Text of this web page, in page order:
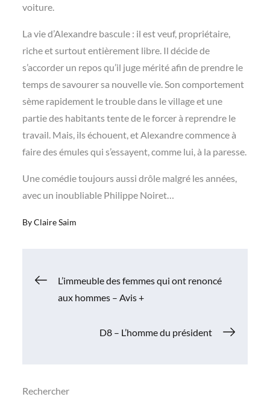
voiture.
La vie d’Alexandre bascule : il est veuf, propriétaire,
riche et surtout entièrement libre. Il décide de
s’accorder un repos qu’il juge mérité afin de prendre le
temps de savourer sa nouvelle vie. Son comportement
sème rapidement le trouble dans le village et une
partie des habitants tente de le forcer à reprendre le
travail. Mais, ils échouent, et Alexandre commence à
faire des émules qui s’essayent, comme lui, à la paresse.
Une comédie toujours aussi drôle malgré les années,
avec un inoubliable Philippe Noiret…
ByClaire Saim
Navigation
L’immeuble des femmes qui ont renoncé
aux hommes – Avis +
D8 – L’homme du président
Rechercher